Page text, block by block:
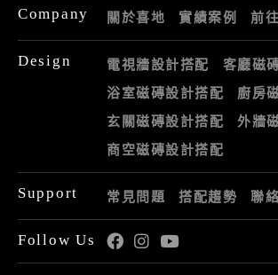
Company 關於喜地 實績案例 前
Design 電視牆設計搭配
客廳磁
浴室磁磚設計搭配
廚房
玄關磁磚設計搭配
外牆
商空磁磚設計搭配
Support 常見問題 搭配趨勢 聯
Follow Us